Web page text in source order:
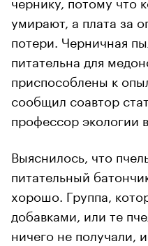
умирают, а плата за
потери. Черничная
питательна для
приспособлены к
сообщил соавтор
профессор экологии
Выяснилось, что
питательный
хорошо. Группа,
добавками, или те
ничего не получали,